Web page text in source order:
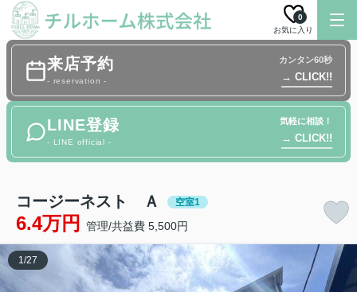
お気に入り
0
来店予約
- reservation -
カンタン60秒
→ CLICK!!
LINE登録
- LINE official -
気軽に相談！
→ CLICK!!
コージーネスト Ａ 空室1
6.4万円 管理/共益費 5,500円
1/27